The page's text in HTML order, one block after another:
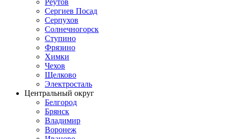
Сергиев Посад
Серпухов
Солнечногорск
Ступино
Фрязино
Химки
Чехов
Щелково
Электросталь
Центральный округ
Белгород
Брянск
Владимир
Воронеж